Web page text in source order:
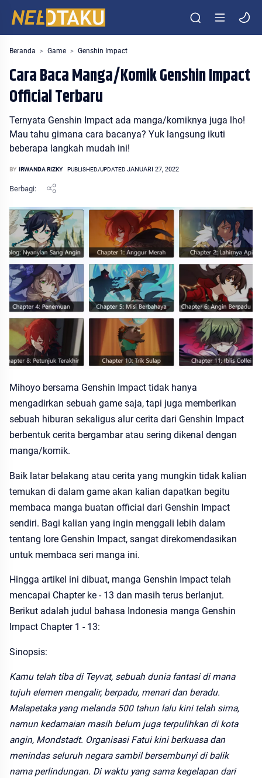
Beranda Game Genshin Impact
Cara Baca Manga/Komik Genshin Impact
Official Terbaru
Ternyata Genshin Impact ada manga/komiknya juga lho!
Mau tahu gimana cara bacanya? Yuk langsung ikuti
beberapa langkah mudah ini!
Mihoyo bersama Genshin Impact tidak hanya
mengadirkan sebuah game saja, tapi juga memberikan
sebuah hiburan sekaligus alur cerita dari Genshin Impact
berbentuk cerita bergambar atau sering dikenal dengan
manga/komik.
Baik latar belakang atau cerita yang mungkin tidak kalian
temukan di dalam game akan kalian dapatkan begitu
membaca manga buatan official dari Genshin Impact
sendiri. Bagi kalian yang ingin menggali lebih dalam
tentang lore Genshin Impact, sangat direkomendasikan
untuk membaca seri manga ini.
Hingga artikel ini dibuat, manga Genshin Impact telah
mencapai Chapter ke - 13 dan masih terus berlanjut.
Berikut adalah judul bahasa Indonesia manga Genshin
Impact Chapter 1 - 13:
Sinopsis:
Kamu telah tiba di Teyvat, sebuah dunia fantasi di mana
tujuh elemen mengalir, berpadu, menari dan beradu.
Malapetaka yang melanda 500 tahun lalu kini telah sirna,
namun kedamaian masih belum juga terpulihkan di kota
angin, Mondstadt. Organisasi Fatui kini berkuasa dan
menindas seluruh negara sambil bersembunyi di balik
nama perlindungan. Di waktu yang sama kegelapan dari